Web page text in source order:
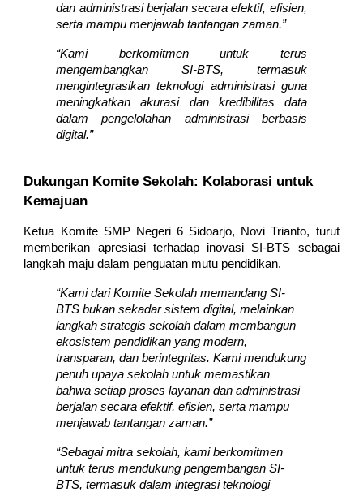
dan administrasi berjalan secara efektif, efisien,
serta mampu menjawab tantangan zaman.”
“Kami berkomitmen untuk terus
mengembangkan SI-BTS, termasuk
mengintegrasikan teknologi administrasi guna
meningkatkan akurasi dan kredibilitas data
dalam pengelolahan administrasi berbasis
digital.”
Dukungan Komite Sekolah: Kolaborasi untuk
Kemajuan
Ketua Komite SMP Negeri 6 Sidoarjo, Novi Trianto, turut
memberikan apresiasi terhadap inovasi SI-BTS sebagai
langkah maju dalam penguatan mutu pendidikan.
“Kami dari Komite Sekolah memandang SI-
BTS bukan sekadar sistem digital, melainkan
langkah strategis sekolah dalam membangun
ekosistem pendidikan yang modern,
transparan, dan berintegritas. Kami mendukung
penuh upaya sekolah untuk memastikan
bahwa setiap proses layanan dan administrasi
berjalan secara efektif, efisien, serta mampu
menjawab tantangan zaman.”
“Sebagai mitra sekolah, kami berkomitmen
untuk terus mendukung pengembangan SI-
BTS, termasuk dalam integrasi teknologi